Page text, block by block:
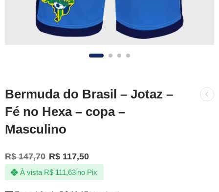
Bermuda do Brasil – Jotaz –
Fé no Hexa – copa –
Masculino
R$147,70 R$ 117,50
À vista R$111,63 no Pix